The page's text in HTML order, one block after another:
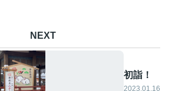
NEXT
初詣！
2023.01.16